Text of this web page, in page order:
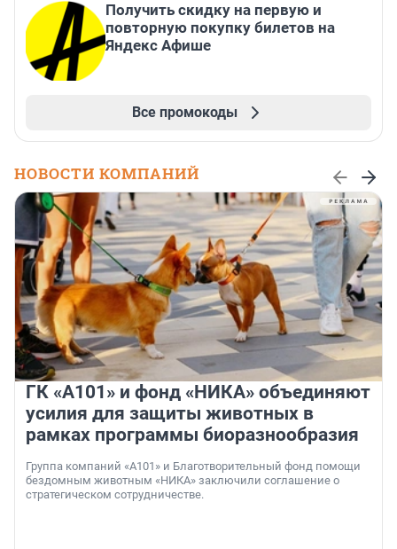
Получить скидку на первую и
повторную покупку билетов на
Яндекс Афише
Все промокоды
НОВОСТИ КОМПАНИЙ
ГК «А101» и фонд «НИКА» объединяют
усилия для защиты животных в
рамках программы биоразнообразия
Группа компаний «А101» и Благотворительный фонд помощи
бездомным животным «НИКА» заключили соглашение о
стратегическом сотрудничестве.